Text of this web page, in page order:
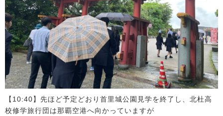
【10:40】先ほど予定どおり首里城公園見学を終了し、北杜高
校修学旅行団は那覇空港へ向かっていますが